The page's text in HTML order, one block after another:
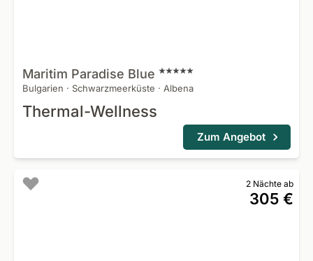
Maritim Paradise Blue
Bulgarien · Schwarzmeerküste · Albena
Thermal-Wellness
Zum Angebot
2 Nächte ab
305 €